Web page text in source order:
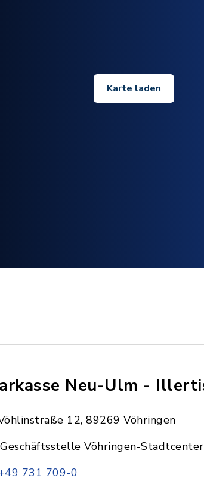
Karte laden
Neu-Ulm -
12, 89269 Vöhringen
Vöhringen-Stadtcenter
731 709-0